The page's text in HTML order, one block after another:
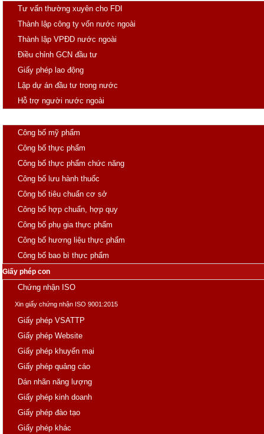
Tư vấn thường xuyên cho FDI
Thành lập công ty vốn nước ngoài
Thành lập VPĐD nước ngoài
Điều chỉnh GCN đầu tư
Giấy phép lao động
Lập dự án đầu tư trong nước
Hỗ trợ người nước ngoài
Công bố mỹ phẩm
Công bố thực phẩm
Công bố thực phẩm chức năng
Công bố lưu hành thuốc
Công bố tiêu chuẩn cơ sở
Công bố hợp chuẩn, hợp quy
Công bố phụ gia thực phẩm
Công bố hương liệu thực phẩm
Công bố bao bì thực phẩm
Giấy phép con
Chứng nhận ISO
Xin giấy chứng nhận ISO 9001:2015
Giấy phép VSATTP
Giấy phép Website
Giấy phép khuyến mại
Giấy phép quảng cáo
Dán nhãn năng lượng
Giấy phép kinh doanh
Giấy phép đào tạo
Giấy phép khác